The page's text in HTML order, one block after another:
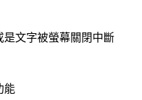
文字被螢幕關閉中斷
能